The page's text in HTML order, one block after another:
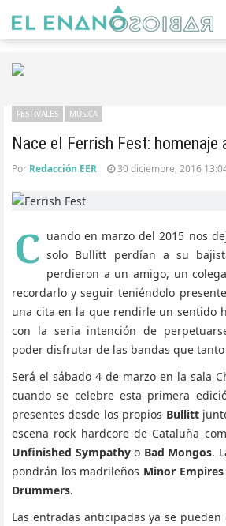
Nace el Ferrish Fest: homenaje
FESTIVALES MÚSICA
Por Redacción EER 30 diciembre, 2016
C uando en marzo del 2015 nos
solo Bullitt perdían a su
perdieron a un amigo, un
recordarlo y seguir teniéndolo
una cita en la que rendirle un sentido
con la seria intención de
poder disfrutar de las bandas que
Será el sábado 4 de marzo en la sala
cuando se celebre esta primera
presentes desde los propios Bullitt
escena rock hardcore de Cataluña
Unfinished Sympathyo Bad Mongos.
pondrán los madrileños Minor Empires
Drummers.
Las entradas anticipadas ya se